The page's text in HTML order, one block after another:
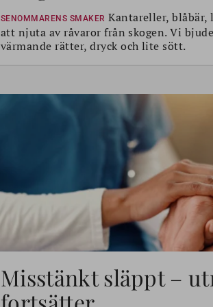
SENOMMARENS SMAKER Kantareller,
att njuta av råvaror från skogen. Vi
värmande rätter, dryck och lite sött.
Misstänkt släppt –